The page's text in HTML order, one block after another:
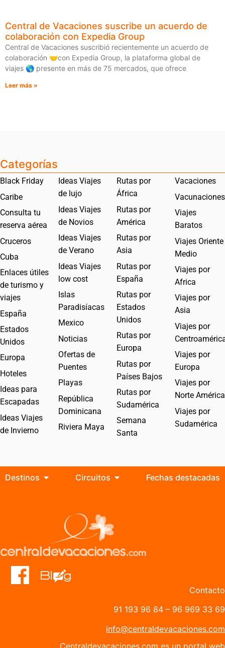
Central de Vacaciones suscribe un acuerdo de
colaboración con Expedia Group
Central de Vacaciones suscribió recientemente un acuerdo de
colaboración 🤝con Expedia Group, la plataforma global de
viajes 🌎 presente en más de 75 mercados, que ofrece
Leer más »
Categorías
Black Friday
Caribe
Consulta tu
reserva aérea
Cruceros
Cuba
Enlaces útiles
de turismo y
viajes
España
Estados
Unidos
Europa
Hoteles
Ideas para
Escapadas
Ideas Viajes
de Invierno
Ideas Viajes
de lujo
Ideas Viajes
de Novios
Ideas Viajes
de Verano
Ideas Viajes
low cost
Islas
Paradisíacas
Mexico
Noticias
Ofertas de
Puentes
Playas
República
Dominicana
Riviera Maya
Rutas por
África
Rutas por
América
Rutas por
Asia
Rutas por
España
Rutas por
Estados
Unidos
Rutas por
Europa
Rutas por
Países Bajos
Rutas por
Sudamérica
Semana
Santa
Vacaciones
Vacunaciones
Viajes
Baratos
Viajes Oriente
Medio
Viajes por
Africa
Viajes por
Asia
Viajes por
Viajes por
Europa
Viajes por
Norte América
Viajes por
Sudamérica
Destinos Circuitos Fechas destacadas
Contacto
91 193 96 84 – 96 969 33 69
info@centraldevacaciones.com